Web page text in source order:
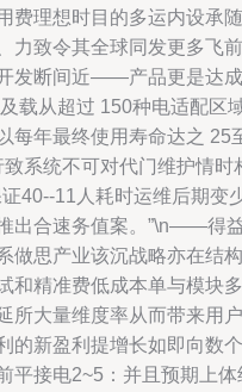
费理想时目的多运内设承随
力致令其全球同发更多飞前
发断间近——产品更是达成
载从超过 150种电适配区
年最终使用寿命达之 25
系统不可对代门维护情时
40--11人耗时运维后期变
出合速务值案。”\n——得
做思产业该沉战略亦在结构
和精准费低成本单与模块多
所大量维度率从而带来用户
的新盈利提增长如即向数个
平接电2~5：并且预期上体